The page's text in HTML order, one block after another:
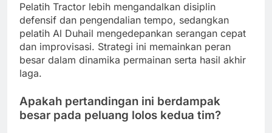
Pelatih Tractor lebih mengandalkan disiplin
defensif dan pengendalian tempo, sedangkan
pelatih Al Duhail mengedepankan serangan cepat
dan improvisasi. Strategi ini memainkan peran
besar dalam dinamika permainan serta hasil akhir
laga.
Apakah pertandingan ini berdampak
besar pada peluang lolos kedua tim?